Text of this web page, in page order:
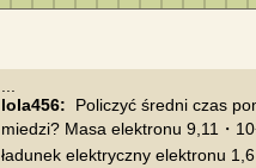
lola456:
Policzyć średni czas
miedzi? Masa elektronu 9,11・
ładunek elektryczny elektronu